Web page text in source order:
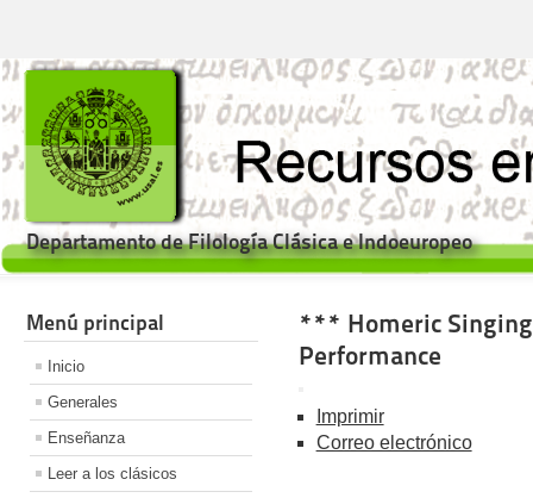
Departamento de Filología Clásica e Indoeuropeo
Menú principal
Inicio
Generales
Enseñanza
Leer a los clásicos
*** Homeric
Performance
Imprimir
Correo electrónico